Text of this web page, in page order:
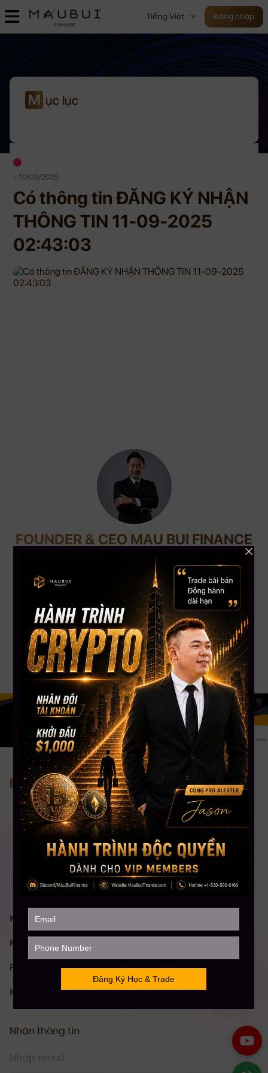
Tiếng Việt Đăng nhập
M ục lục
- 10/09/2025
Có thông tin ĐĂNG KÝ NHẬN
THÔNG TIN 11-09-2025
02:43:03
FOUNDER & CEO MAU BUI FINANCE
Với kinh nghiệm chinh chiến gần 12 năm Trading Crypto và 8 năm Trading
Stock USA. CEO Mau Bui sở hữu số lượng học viên trên toàn cầu lên đến
gần 5000+, kênh Youtube đạt Nút Bạc với hơn 108,000 Subscribers. CEO
Mau Bui sẽ là người coaching hướng dẫn, chia sẻ kinh nghiệm & đồng hành
phù hợp nhất cho bạn.
Nơi tiếp cận đầu tư bài bản nhất
Khóa Học Chứng khoán Mỹ Toàn diện
Khóa Học Đầu tư Crypto Toàn diện
Phân Tích Kỹ Thuật (TA)
Khóa Học Stock Future Trading
Nhận thông tin